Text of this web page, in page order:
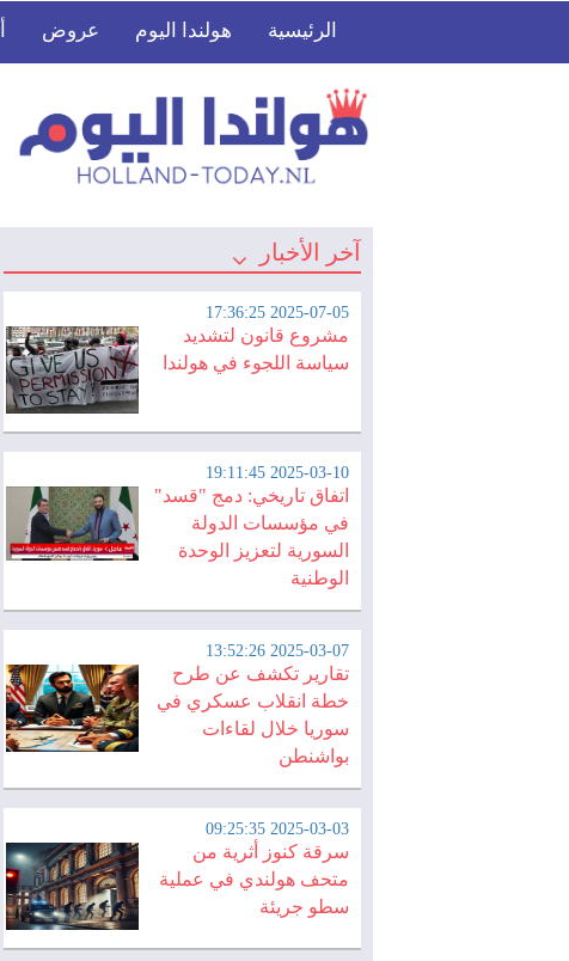
الرئيسية هولندا اليوم عروض
آخر الأخبار
2025-07-05 17:36:25
مشروع قانون لتشديد
سياسة اللجوء في هولندا
2025-03-10 19:11:45
اتفاق تاريخي: دمج "قسد"
في مؤسسات الدولة
السورية لتعزيز الوحدة
الوطنية
2025-03-07 13:52:26
تقارير تكشف عن طرح
خطة انقلاب عسكري في
سوريا خلال لقاءات
بواشنطن
2025-03-03 09:25:35
سرقة كنوز أثرية من
متحف هولندي في عملية
سطو جريئة